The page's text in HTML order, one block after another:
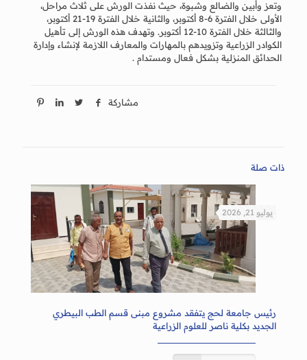
وتعز وأبين والضالع وشبوة، حيث نفذت الورش على ثلاث مراحل،
الأولى خلال الفترة 6-8 أكتوبر، والثانية خلال الفترة 19-21 أكتوبر،
والثالثة خلال الفترة 10-12 أكتوبر. وتهدف هذه الورش إلى تأهيل
الكوادر الزراعية وتزويدهم بالمهارات والمعارف اللازمة لإنشاء وإدارة
الحدائق المنزلية بشكل فعال ومستدام .
مشاركة
ذات صلة
يوليو 21, 2026
رئيس جامعة لحج يتفقد مشروع مبنى قسم الطب البيطري
الجديد بكلية ناصر للعلوم الزراعية